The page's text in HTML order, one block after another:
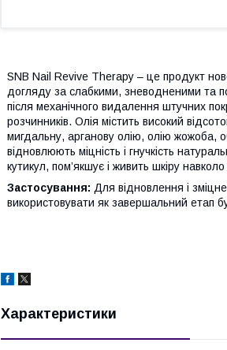
SNB Nail Revive Therapy – це продукт
догляду за слабкими, зневодненими та
після механічного видалення штучних
розчинників. Олія містить високий
мигдальну, арганову олію, олію жожоба,
відновлюють міцність і гнучкість
кутикул, пом’якшує і живить шкіру навколо
Застосування: Для відновлення і
використовувати як завершальний етап
Характеристики